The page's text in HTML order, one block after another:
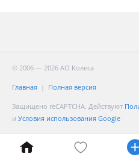
© 2006 — 2026 АО Колеса
Главная Полная версия
Защищено reCAPTCHA. Действуют
и Условия использования Google